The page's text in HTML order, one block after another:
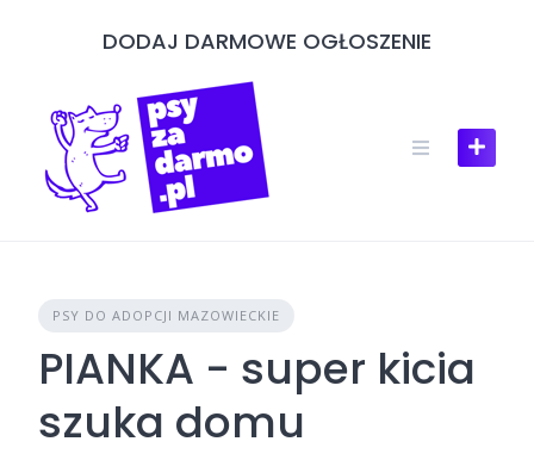
DODAJ DARMOWE OGŁOSZENIE
PSY DO ADOPCJI MAZOWIECKIE
PIANKA - super kicia
szuka domu